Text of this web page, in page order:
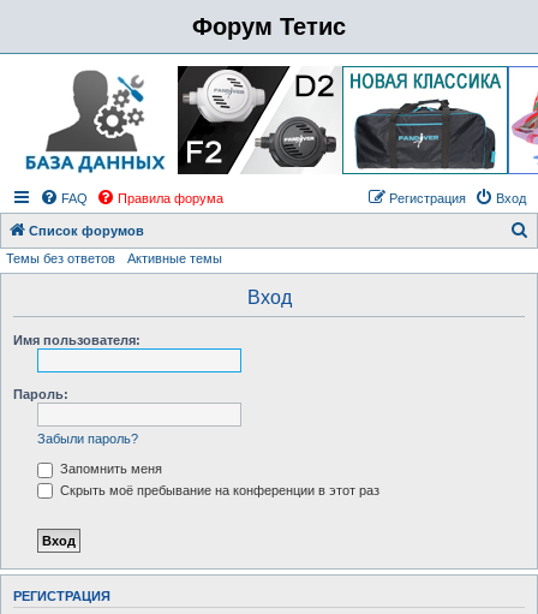
Форум Тетис
FAQ Правила форума Вход
Регистрация
Список форумов
Темы без ответов Активные темы
Вход
Имя пользователя:
Пароль:
Забыли пароль?
Запомнить меня
Скрыть моё пребывание на конференции в этот раз
РЕГИСТРАЦИЯ